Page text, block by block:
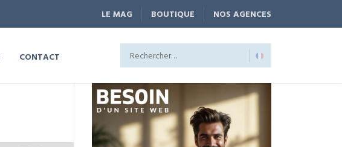
LE MAG BOUTIQUE NOS AGENCES
CONTACT